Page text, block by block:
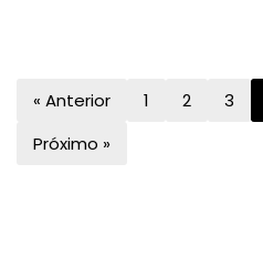
« Anterior 1 2 3
Próximo »